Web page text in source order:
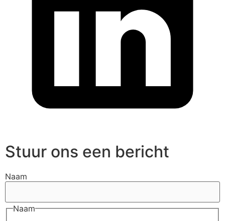
Stuur ons een bericht
Naam
Naam